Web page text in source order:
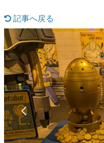
なんでゲー
ゲーム開発者・
具体的な形から
です。
ゲームが変
「経験値」「裏
の起源や用法の
イニーP氏が徹
カテゴリ
記事へ戻る